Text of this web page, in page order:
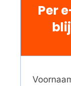
Per